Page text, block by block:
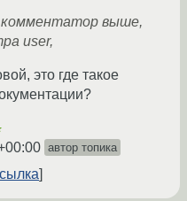
комментатор выше,
user,
это где такое
автор топика